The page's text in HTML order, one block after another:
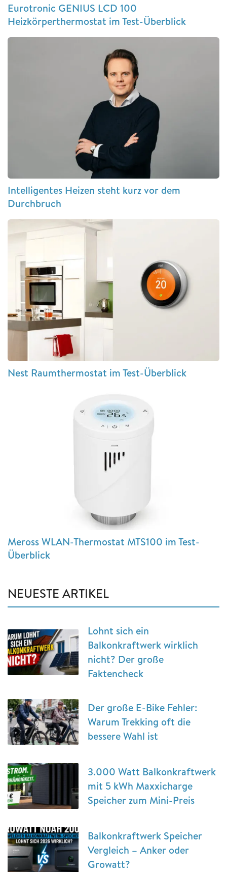
Eurotronic GENIUS LCD 100
Heizkörperthermostat im Test-Überblick
Intelligentes Heizen steht kurz vor dem
Durchbruch
Nest Raumthermostat im Test-Überblick
Meross WLAN-Thermostat MTS100 im Test-
Überblick
NEUESTE ARTIKEL
Lohnt sich ein
Balkonkraftwerk wirklich
nicht? Der große
Faktencheck
Der große E-Bike Fehler:
Warum Trekking oft die
bessere Wahl ist
3.000 Watt Balkonkraftwerk
mit 5 kWh Maxxicharge
Speicher zum Mini-Preis
Balkonkraftwerk Speicher
Vergleich – Anker oder
Growatt?